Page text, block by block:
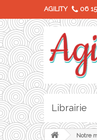
AGILITY 06
Librairie
Notre